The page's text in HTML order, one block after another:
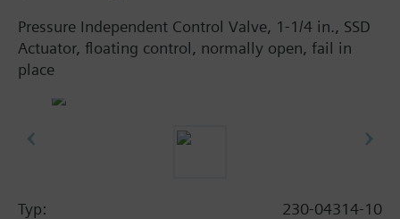
Pressure Independent Control Valve, 1-1/4 in., SSD
Actuator, floating control, normally open, fail in
place
Typ:
230-04314-10